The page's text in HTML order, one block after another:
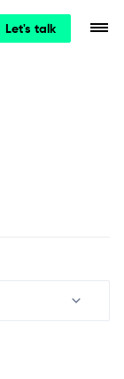
Let's talk